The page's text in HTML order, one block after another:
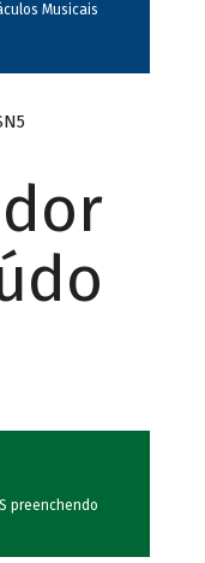
Musicais
preenchendo